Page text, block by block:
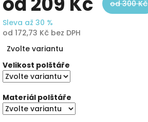
od 300 Kč
Sleva až 30 %
od 172,73 Kč bez DPH
cena:
Zvolte variantu
Velikost polštáře
Materiál polštáře